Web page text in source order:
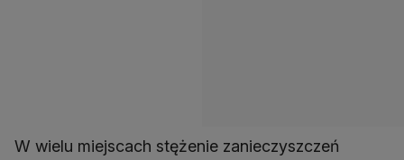
W wielu miejscach stężenie zanieczyszczeń